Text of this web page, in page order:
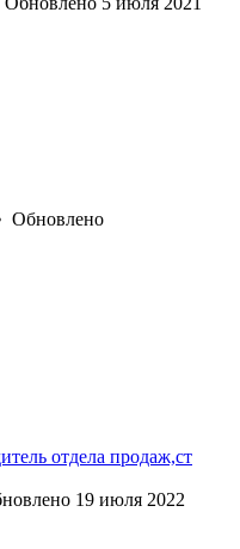
Обновлено
отдела продаж,ст
19 июля 2022